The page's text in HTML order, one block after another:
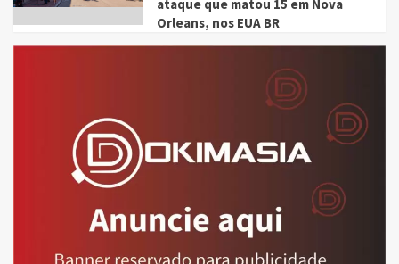
ataque que matou 15 em Nova
Orleans, nos EUA BR